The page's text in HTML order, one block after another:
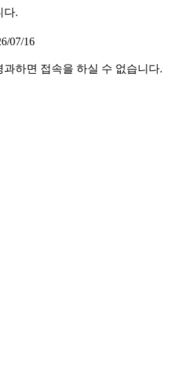
다.
07/16
하면 접속을 하실 수 없습니다.